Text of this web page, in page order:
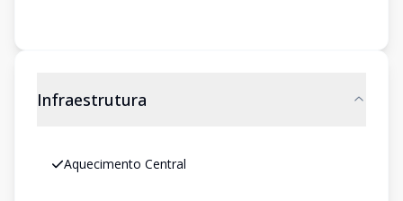
Infraestrutura
Aquecimento Central